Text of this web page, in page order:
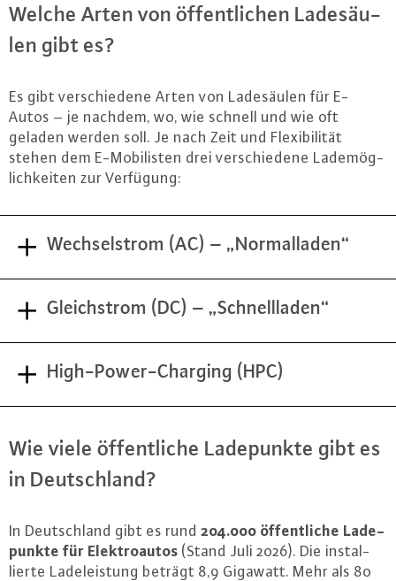
Welche Arten von öf­fent­li­chen La­de­säu­
len gibt es?
Es gibt ver­schie­de­ne Arten von La­de­säu­len für E-
Autos – je nachdem, wo, wie schnell und wie oft
geladen werden soll. Je nach Zeit und Fle­xi­bi­li­tät
stehen dem E-Mo­bi­lis­ten drei ver­schie­de­ne La­de­mög­
lich­kei­ten zur Verfügung:
Wechselstrom (AC) – „Normalladen“
Gleichstrom (DC) – „Schnellladen“
High-Power-Charging (HPC)
Wie viele öf­fent­li­che La­de­punk­te gibt es
in Deutsch­land?
In Deutsch­land gibt es rund 204.000 öf­fent­li­che La­de­
punk­te für Elek­tro­au­tos (Stand Juli 2026). Die in­stal­
lier­te La­de­leis­tung beträgt 8,9 Gigawatt. Mehr als 80